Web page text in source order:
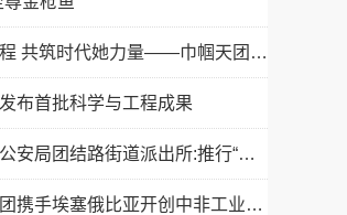
巾帼聚力启新程 共筑时代她力量——巾帼天团第四次组委会筹备会圆满举办
布首批科学与工程成果
新疆阿勒泰市公安局团结路街道派出所:推行“五步”工作法 打造新时代“枫”景线
阿拉丁控股集团携手埃塞俄比亚开创中非工业农业合作新篇章